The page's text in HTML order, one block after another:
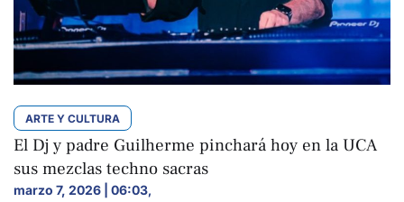
ARTE Y CULTURA
El Dj y padre Guilherme pinchará hoy en la UCA
sus mezclas techno sacras
marzo 7, 2026 | 06:03,